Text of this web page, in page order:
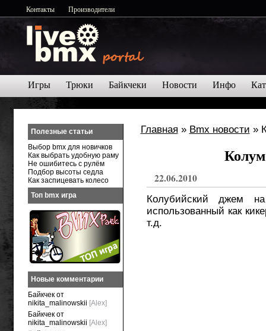
Контакты Производители
Игры Трюки Байкчеки Новости Инфо
Главная » Bmx новости »
22.06.2010
Колубийский джем
использованный как
т.д.
Полезные статьи
Выбор bmx для новичков
Как выбрать удобную раму
Не ошибитесь с рулём
Подбор высоты седла
Как заспицевать колесо
Топ bmx игра
Новые комментарии
Байкчек от
nikita_malinowskii [Alex]
Байкчек от
nikita_malinowskii [Alex]